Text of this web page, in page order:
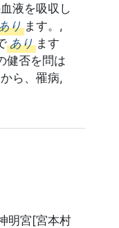
液を吸収し
り ます。,
あり ます
健否を問は
ら、罹病,
宮[宮本村